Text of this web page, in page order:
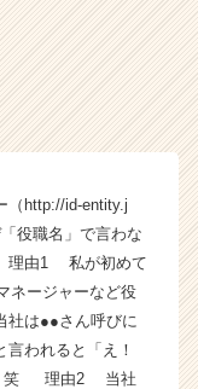
（http://id-entity.j
役職名」で言わな
理由1 私が初めて
ネージャーなど役
は●●さん呼びに
われると「え！
。笑 理由2 当社